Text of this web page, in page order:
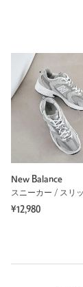
New Balance
スニーカー / スリ
¥12,980